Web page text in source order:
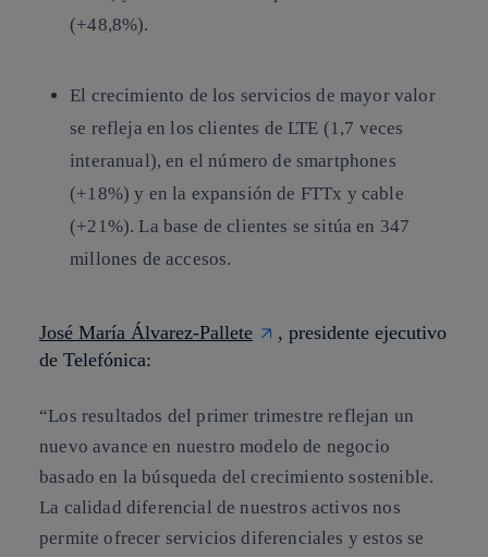
(+48,8%).
El crecimiento de los servicios de mayor valor
se refleja en los clientes de LTE (1,7 veces
interanual), en el número de smartphones
(+18%) y en la expansión de FTTx y cable
(+21%). La base de clientes se sitúa en 347
millones de accesos.
José María Álvarez-Pallete
, presidente ejecutivo
de Telefónica:
“Los resultados del primer trimestre reflejan un
nuevo avance en nuestro modelo de negocio
basado en la búsqueda del crecimiento sostenible.
La calidad diferencial de nuestros activos nos
permite ofrecer servicios diferenciales y estos se